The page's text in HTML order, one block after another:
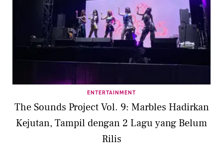
ENTERTAINMENT
The Sounds Project Vol. 9: Marbles Hadirkan
Kejutan, Tampil dengan 2 Lagu yang Belum
Rilis